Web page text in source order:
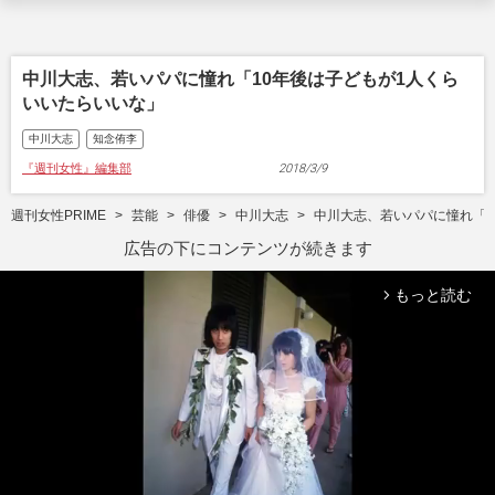
中川大志、若いパパに憧れ「10年後は子どもが1人くら
いいたらいいな」
中川大志 知念侑李
『週刊女性』編集部 2018/3/9
週刊女性PRIME 芸能 俳優 中川大志 中川大志、若いパパに憧れ「
広告の下にコンテンツが続きます
arrow_forward_ios もっと読む